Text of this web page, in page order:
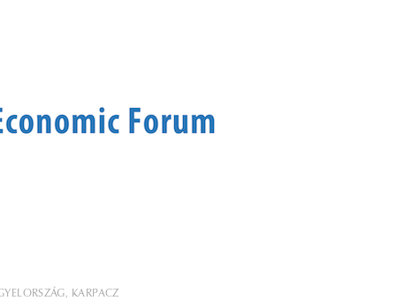
KARPACZ